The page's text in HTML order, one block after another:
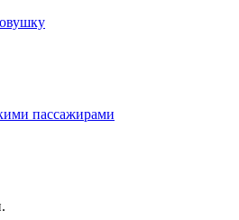
пассажирами